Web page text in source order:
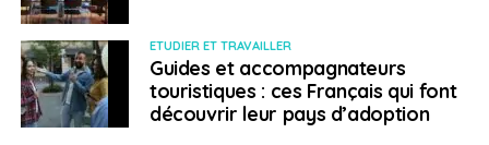
ETUDIER ET TRAVAILLER
Guides et accompagnateurs
touristiques : ces Français qui font
découvrir leur pays d’adoption